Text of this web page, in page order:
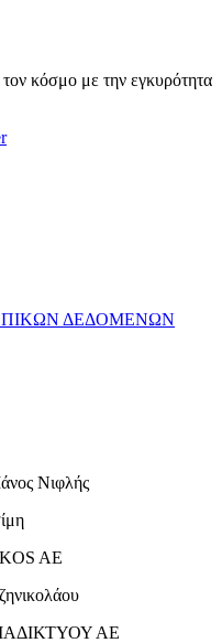
κόσμο με την εγκυρότητα
ΔΕΔΟΜΕΝΩΝ
Νιφλής
AE
ΑΕ